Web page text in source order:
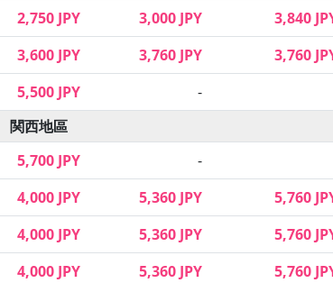
2,750 JPY 3,000 JPY
3,840
3,600 JPY 3,760 JPY
3,760
5,500 JPY -
関西地區
5,700 JPY -
4,000 JPY 5,360 JPY
5,760
4,000 JPY 5,360 JPY
5,760
4,000 JPY 5,360 JPY
5,760